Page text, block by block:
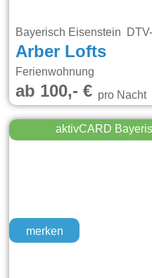
Bayerisch Eisenstein
Arber Lofts
Ferienwohnung
ab 100,- €pro Nacht
merken
aktivCARD